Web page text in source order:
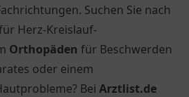
Suchen Sie nach
Herz-Kreislauf-
Orthopäden für Beschwerden
oder einem
Bei Arztlist.de